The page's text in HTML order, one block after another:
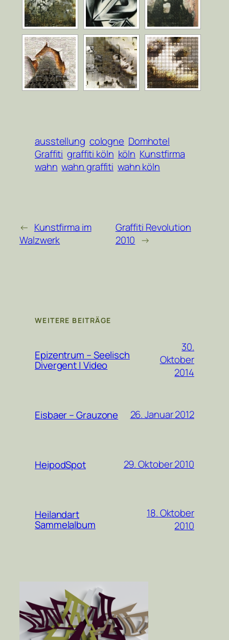
ausstellung cologne Domhotel
Graffiti graffiti köln köln Kunstfirma
wahn wahn graffiti wahn köln
← Kunstfirma im
Walzwerk
Graffiti Revolution
2010 →
WEITERE BEITRÄGE
Epizentrum – Seelisch
Divergent | Video
30.
Oktober
2014
Eisbaer – Grauzone 26. Januar 2012
HeipodSpot 29. Oktober 2010
Heilandart
Sammelalbum
18. Oktober
2010